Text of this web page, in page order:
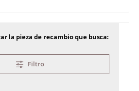
la pieza de recambio que busca:
Filtro